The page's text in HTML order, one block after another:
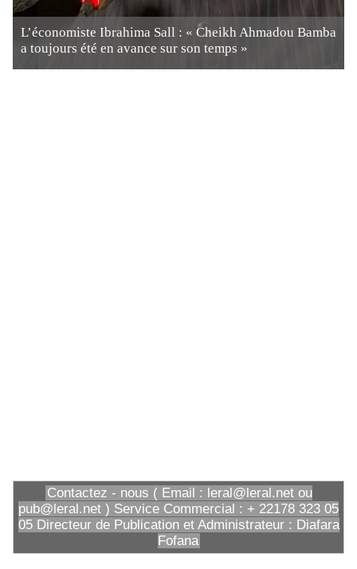
L’économiste Ibrahima Sall : « Cheikh Ahmadou Bamba
a toujours été en avance sur son temps »
Contactez - nous ( Email : leral@leral.net ou
pub@leral.net ) Service Commercial : + 22178 323 05
05 Directeur de Publication et Administrateur : Diafara
Fofana